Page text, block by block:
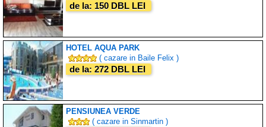
de la: 150 DBL LEI
HOTEL AQUA PARK
( cazare in Baile Felix )
de la: 272 DBL LEI
PENSIUNEA VERDE
( cazare in Sinmartin )